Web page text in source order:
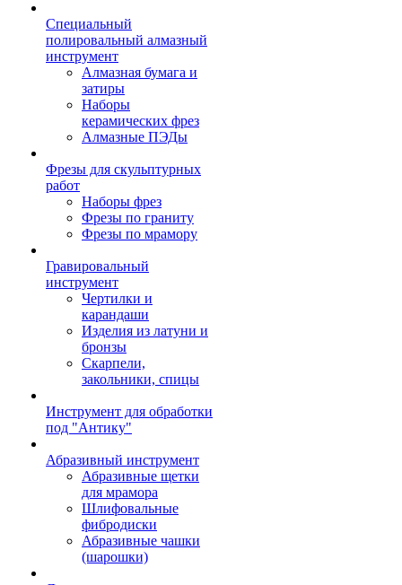
Специальный
полировальный алмазный
инструмент
Алмазная бумага и
затиры
Наборы
керамических фрез
Алмазные ПЭДы
Фрезы для скульптурных
работ
Наборы фрез
Фрезы по граниту
Фрезы по мрамору
Гравировальный
инструмент
Чертилки и
карандаши
Изделия из латуни и
бронзы
Скарпели,
закольники, спицы
Инструмент для обработки
под "Антику"
Абразивный инструмент
Абразивные щетки
для мрамора
Шлифовальные
фибродиски
Абразивные чашки
(шарошки)